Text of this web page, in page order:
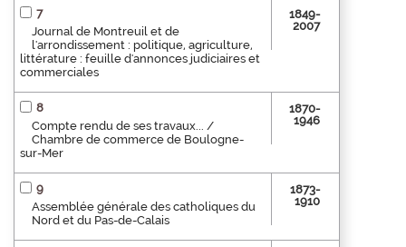
7
Journal de Montreuil et de
l'arrondissement : politique, agriculture,
littérature : feuille d'annonces judiciaires et
commerciales
1849-
2007
8
Compte rendu de ses travaux... /
Chambre de commerce de Boulogne-
sur-Mer
1870-
1946
9
Assemblée générale des catholiques du
Nord et du Pas-de-Calais
1873-
1910